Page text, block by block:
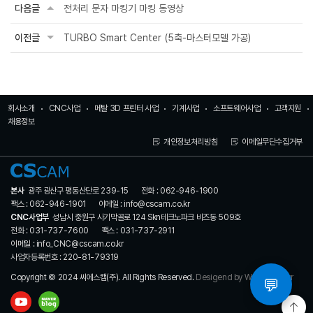
다음글 전처리 문자 마킹기 마킹 동영상
이전글 TURBO Smart Center (5축-마스터모델 가공)
회사소개 CNC사업 메탈 3D 프린터 사업 기계사업 소프트웨어사업
고객지원
채용정보
개인정보처리방침 이메일무단수집거부
본사 광주 광산구 평동산단로 239-15
전화 : 062-946-1900
팩스 : 062-946-1901
이메일 : info@cscam.co.kr
CNC사업부 성남시 중원구 사기막골로 124 Skn테크노파크 비즈동 509호
전화 : 031-737-7600
팩스 : 031-737-2911
이메일 : info_CNC@cscam.co.kr
사업자등록번호 : 220-81-79319
Copyright © 2024 씨에스캠(주). All Rights Reserved. Desigend by WebSite.co.kr